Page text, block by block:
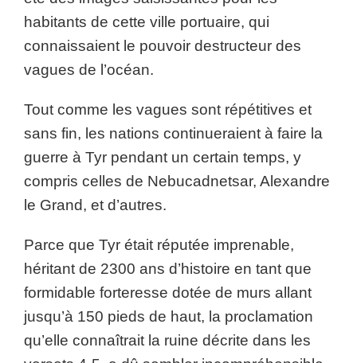
habitants de cette ville portuaire, qui
connaissaient le pouvoir destructeur des
vagues de l’océan.
Tout comme les vagues sont répétitives et
sans fin, les nations continueraient à faire la
guerre à Tyr pendant un certain temps, y
compris celles de Nebucadnetsar, Alexandre
le Grand, et d’autres.
Parce que Tyr était réputée imprenable,
héritant de 2300 ans d’histoire en tant que
formidable forteresse dotée de murs allant
jusqu’à 150 pieds de haut, la proclamation
qu’elle connaîtrait la ruine décrite dans les